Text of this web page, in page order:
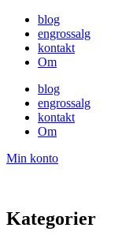
blog
engrossalg
kontakt
Om
blog
engrossalg
kontakt
Om
Min konto
Kategorier